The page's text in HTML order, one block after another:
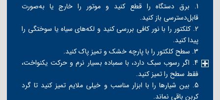
1. برق دستگاه را قطع کنید و موتور را خارج یا به‌صورت
قابل‌دسترسی باز کنید.
2. کلکتور را با نور کافی بررسی کنید و لکه‌های سیاه یا سوختگی را
پیدا کنید.
3. سطح کلکتور را با پارچه خشک و تمیز پاک کنید.
4. اگر رسوب سبک دارد، با سمباده بسیار نرم و حرکت یکنواخت،
فقط سطح را تمیز کنید.
5. بین شیارها را با ابزار مناسب و خیلی ملایم تمیز کنید تا گرد
کربن باقی نماند.